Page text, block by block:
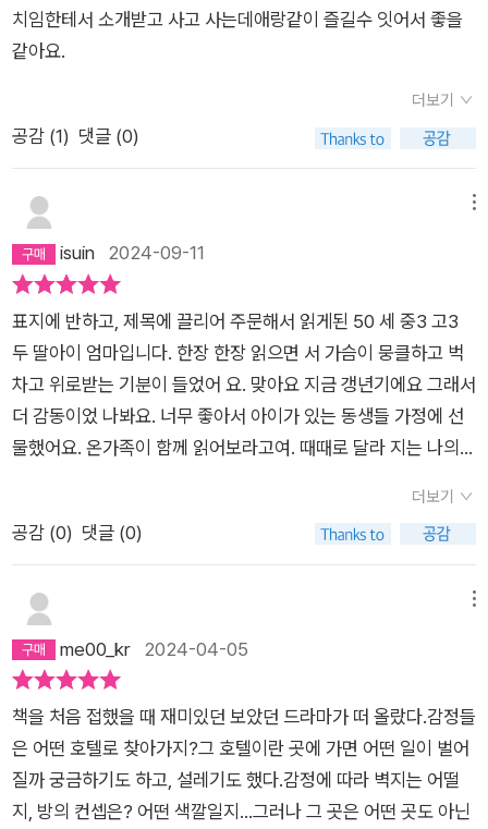
분해지고 고요해지자고 나 스스로를 다독이는 시간이다.몇년 전
나는 나는 아무래도 괜찮아. 나는 안 중요해라고 생각하며 살았
듯하다.날마다 화이팅을 외치고 괜찮아. 지나갈 거야. 를 외치고
있지만 잘 안되는 시간을 보내는 중이다. 체력을 기르고 감정호텔
에서 말하듯 기다리고, 지금 내 마음이 이렇구나를 느끼면서 토닥
토닥 해야겠다.감정호텔슬픔불안책읽는곰분노장미란
코비치 #장미란 #번역 #책읽는곰 #감정코칭#그림잭감정코칭
#그림책감정테라피
치임한테서 소개받고 사고 사는데애랑같이 즐길수 잇어서 좋을
같아요.
더보기
공감 (1) 댓글 (0)
isuin 2024-09-11
표지에 반하고, 제목에 끌리어 주문해서 읽게된 50 세 중3 고3
두 딸아이 엄마입니다. 한장 한장 읽으면 서 가슴이 뭉클하고 벅
차고 위로받는 기분이 들었어 요. 맞아요 지금 갱년기에요 그래서
더 감동이었 나봐요. 너무 좋아서 아이가 있는 동생들 가정에 선
물했어요. 온가족이 함께 읽어보라고여. 때때로 달라 지는 나의
어떻게 해야하는지 잘 알려줬 어요. 나의 감정 표현과 상대방의
수용자세까지 너무 나도 친절하게 마음을 알아주는 그런거에 코
가 찡^^ 위로받았네요.. 이책은 유아 뿐 아니라 남녀노소 온가족
이 함께 보아야할 감정교과서, 필독서 입니다.
더보기
공감 (0) 댓글 (0)
me00_kr 2024-04-05
책을 처음 접했을 때 재미있던 보았던 드라마가 떠 올랐다.감정들
은 어떤 호텔로 찾아가지?그 호텔이란 곳에 가면 어떤 일이 벌어
질까 궁금하기도 하고, 설레기도 했다.감정에 따라 벽지는 어떨
지, 방의 컨셉은? 어떤 색깔일지...그러나 그 곳은 어떤 곳도 아닌